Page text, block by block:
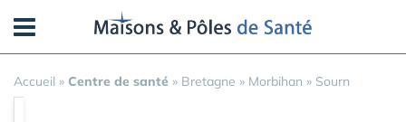
Accueil » Centre de santé » Bretagne » Morbihan » Sourn
Panneau de gestion des cookies